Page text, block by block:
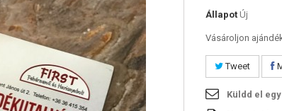
Állapot Új
Vásároljon
Tweet
Küldd el